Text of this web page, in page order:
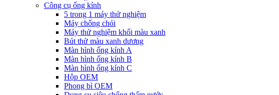
Công cụ ống kính
5 trong 1 máy thử nghiệm
Máy chống chói
Máy thử nghiệm khối màu xanh
Bút thử màu xanh dương
Màn hình ống kính A
Màn hình ống kính B
Màn hình ống kính C
Hộp OEM
Phong bì OEM